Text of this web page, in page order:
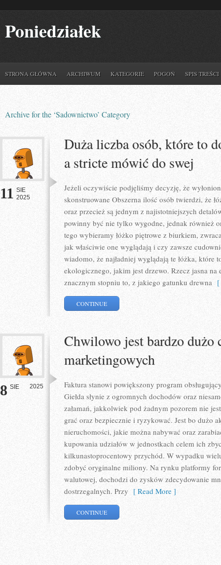
Poniedziałek
STRONA GŁÓWNA ARCHIWUM KATEGORIE POGOŃ SPIS TREŚCI
Archive for the ‘Sadownictwo’ Category
11 SIE
2025
Duża liczba osób, które to
a stricte mówić do swej
Jeżeli oczywiście podjęliśmy decyzję, że
skonstruowane Obszerna ilość osób twierdzi, że
oraz przecież są jednym z najistotniejszych
powinny być nie tylko wygodne, jednak również
tego wybieramy łóżko piętrowe z biurkiem,
jak właściwie one wyglądają i czy zawsze
wiadomo, że najładniej wyglądają te łóżka, które
ekologicznego, jakim jest drzewo. Rzecz jasna na
znacznym stopniu to, z jakiego gatunku drewna [
CONTINUE
8 SIE 2025
Chwilowo jest bardzo dużo
marketingowych
Faktura stanowi powiększony program
Giełda słynie z ogromnych dochodów oraz
załamań, jakkolwiek pod żadnym pozorem nie
grać oraz bezpiecznie i ryzykować. Jest bo dużo
nieruchomości, jakie można nabywać oraz
kupowania udziałów w jednostkach celem ich
kilkunastoprocentowy przychód. W wypadku
zdobyć oryginalne miliony. Na rynku platformy
walutowej, dochodzi do zysków zdecydowanie
dostrzegalnych. Przy [ Read More ]
CONTINUE